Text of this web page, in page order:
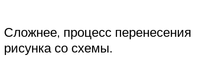
Сложнее, процесс перенесения
рисунка со схемы.